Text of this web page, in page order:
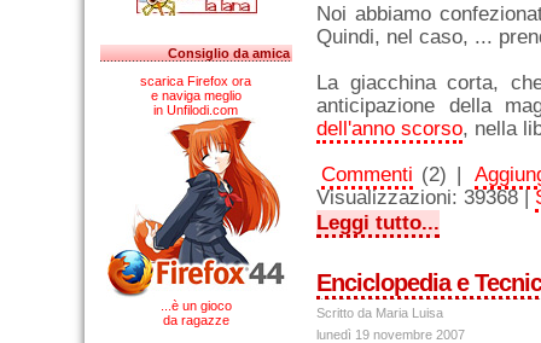
Consiglio da amica
scarica Firefox ora
e naviga meglio
in Unfilodi.com
...è un gioco
da ragazze
Noi abbiamo
Quindi, nel caso, ...
La giacchina corta,
anticipazione della
dell'anno scorso, nella
Commenti (2) |
Visualizzazioni: 39368 |
Leggi tutto...
Enciclopedia e
Scritto da Maria Luisa
lunedì 19 novembre 2007